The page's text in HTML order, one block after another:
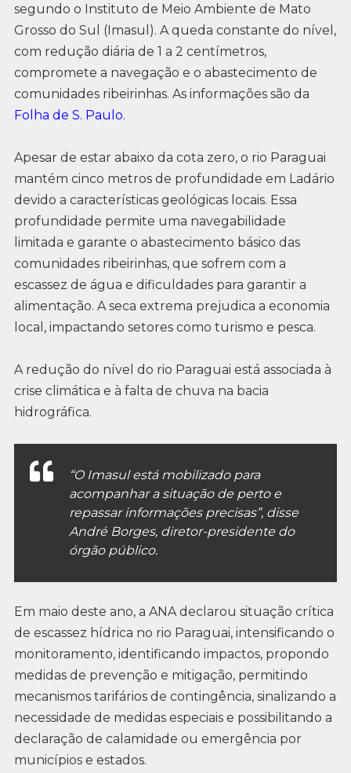
segundo o Instituto de Meio Ambiente de Mato
Grosso do Sul (Imasul). A queda constante do nível,
com redução diária de 1 a 2 centímetros,
compromete a navegação e o abastecimento de
comunidades ribeirinhas. As informações são da
Folha de S. Paulo.
Apesar de estar abaixo da cota zero, o rio Paraguai
mantém cinco metros de profundidade em Ladário
devido a características geológicas locais. Essa
profundidade permite uma navegabilidade
limitada e garante o abastecimento básico das
comunidades ribeirinhas, que sofrem com a
escassez de água e dificuldades para garantir a
alimentação. A seca extrema prejudica a economia
local, impactando setores como turismo e pesca.
A redução do nível do rio Paraguai está associada à
crise climática e à falta de chuva na bacia
hidrográfica.
“O Imasul está mobilizado para
acompanhar a situação de perto e
repassar informações precisas”, disse
André Borges, diretor-presidente do
órgão público.
Em maio deste ano, a ANA declarou situação crítica
de escassez hídrica no rio Paraguai, intensificando o
monitoramento, identificando impactos, propondo
medidas de prevenção e mitigação, permitindo
mecanismos tarifários de contingência, sinalizando a
necessidade de medidas especiais e possibilitando a
declaração de calamidade ou emergência por
municípios e estados.